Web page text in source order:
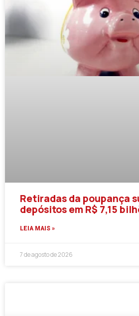
Retiradas da poupança
depósitos em R$ 7,15
LEIA MAIS »
7 de agosto de 2026